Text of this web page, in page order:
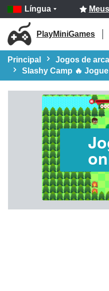
Língua
PlayMiniGames
Principal
Jogos de
Slashy Camp 🔥